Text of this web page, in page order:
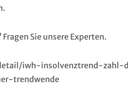
Sie unsere Experten.
iwh-insolvenztrend-zahl-
trendwende